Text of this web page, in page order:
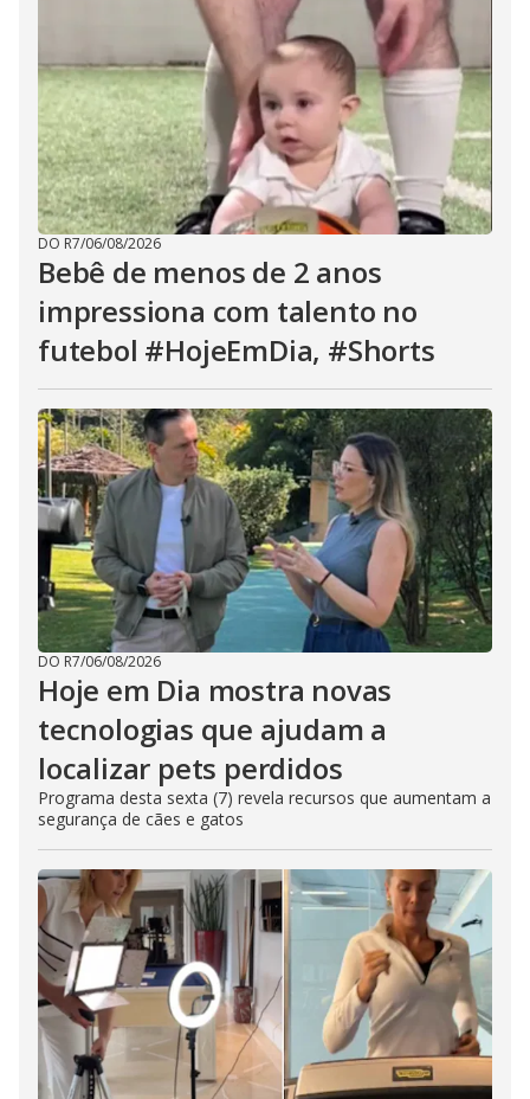
DO R7/06/08/2026
Bebê de menos de 2 anos
impressiona com talento no
futebol #HojeEmDia, #Shorts
DO R7/06/08/2026
Hoje em Dia mostra novas
tecnologias que ajudam a
localizar pets perdidos
Programa desta sexta (7) revela recursos que aumentam a
segurança de cães e gatos